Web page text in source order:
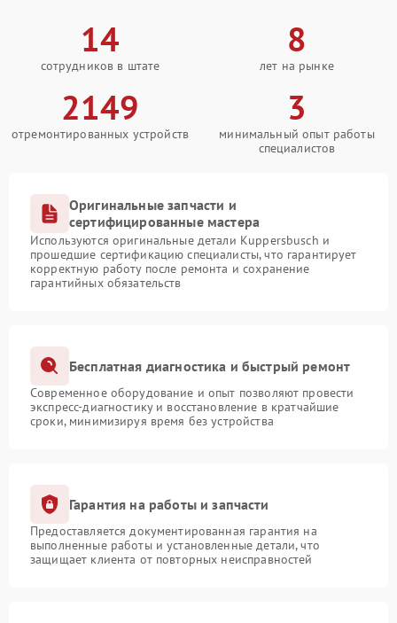
14
сотрудников в штате
8
лет на рынке
2149
отремонтированных устройств
3
минимальный опыт работы
специалистов
Оригинальные запчасти и
сертифицированные мастера
Используются оригинальные детали Kuppersbusch и
прошедшие сертификацию специалисты, что гарантирует
корректную работу после ремонта и сохранение
гарантийных обязательств
Бесплатная диагностика и быстрый ремонт
Современное оборудование и опыт позволяют провести
экспресс-диагностику и восстановление в кратчайшие
сроки, минимизируя время без устройства
Гарантия на работы и запчасти
Предоставляется документированная гарантия на
выполненные работы и установленные детали, что
защищает клиента от повторных неисправностей